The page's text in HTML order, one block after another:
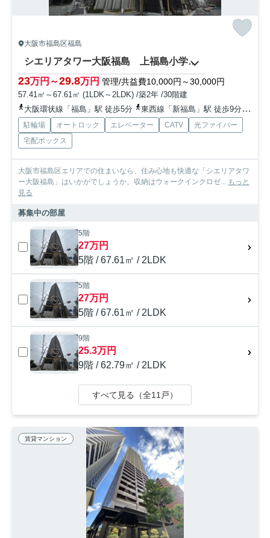
大阪市福島区福島
シエリアタワー大阪福島 上福島小学校区
23万円～29.8万円 管理/共益費10,000円～30,000円
57.41㎡～67.61㎡ (1LDK～2LDK) /築2年 /30階建
大阪環状線「福島」駅 徒歩5分
東西線「新福島」駅 徒歩9分
駐輪場 オートロック エレベーター CATV
光ファイバー
宅配ボックス
大阪市福島区エリアでの住まいなら、住み心地も快適な「シエリアタワ
ー大阪福島」はいかがでしょうか。収納はウォークインクロゼ...
もっと
見る
募集中の部屋
5階
27万円
5階 / 67.61㎡ / 2LDK
5階
27万円
5階 / 67.61㎡ / 2LDK
9階
25.3万円
9階 / 62.79㎡ / 2LDK
すべて見る（全11戸）
賃貸マンション